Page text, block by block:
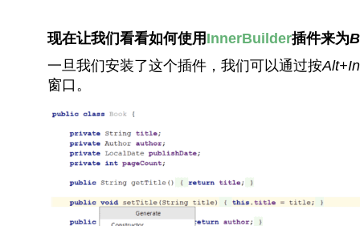
现在让我们看看如何使用 InnerBuilder插件来为
一旦我们安装了这个插件，我们可以通过按
窗口。